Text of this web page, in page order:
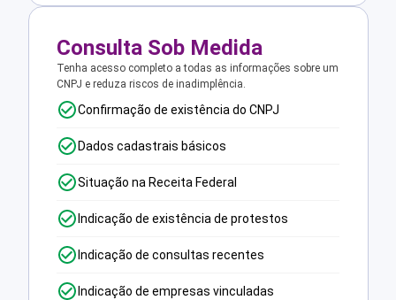
Consulta Sob Medida
Tenha acesso completo a todas as informações sobre um
CNPJ e reduza riscos de inadimplência.
Confirmação de existência do CNPJ
Dados cadastrais básicos
Situação na Receita Federal
Indicação de existência de protestos
Indicação de consultas recentes
Indicação de empresas vinculadas